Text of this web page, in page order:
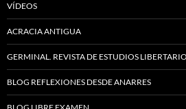
VÍDEOS
ACRACIA ANTIGUA
GERMINAL. REVISTA DE ESTUDIOS
BLOG REFLEXIONES DESDE ANARRES